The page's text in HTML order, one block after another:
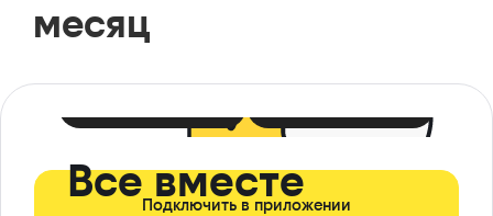
месяц
Все вместе
Подключить в приложении